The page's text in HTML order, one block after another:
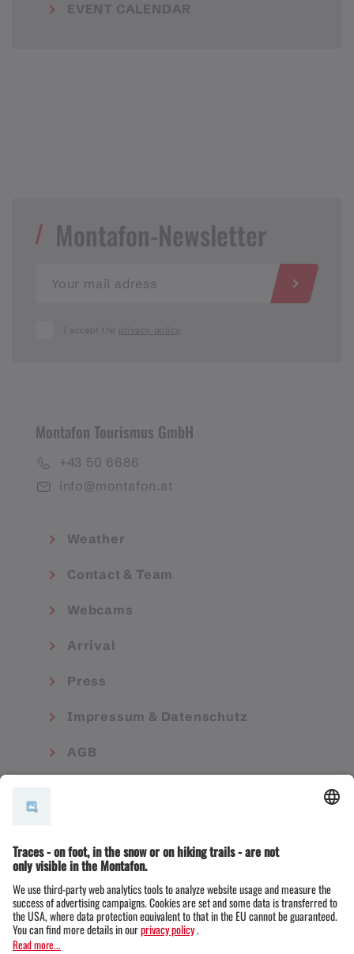
EVENT CALENDAR
Montafon-Newsletter
I accept the privacy policy
Montafon Tourismus GmbH
+43 50 6686
info@montafon.at
Weather
Contact & Team
Webcams
Arrival
Press
Impressum & Datenschutz
AGB